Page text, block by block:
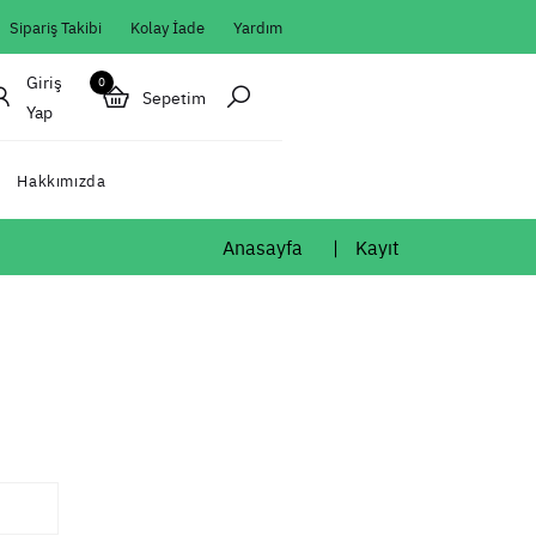
Sipariş Takibi Kolay İade Yardım
Giriş
Yap
Sepetim
0
Hakkımızda
Anasayfa Kayıt